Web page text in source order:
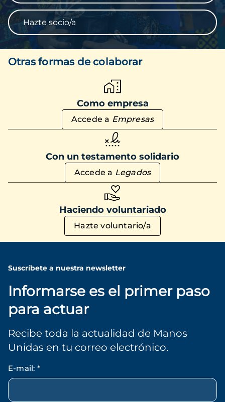
Hazte socio/a
Otras formas de colaborar
Como empresa
Accede a Empresas
Con un testamento solidario
Accede a Legados
Haciendo voluntariado
Hazte voluntario/a
Suscríbete a nuestra newsletter
Informarse es el primer paso
para actuar
Recibe toda la actualidad de Manos
Unidas en tu correo electrónico.
E-mail: *